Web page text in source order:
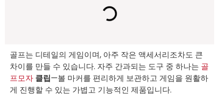
골프는 디테일의 게임이며, 아주 작은 액세서리조차도 큰
차이를 만들 수 있습니다. 자주 간과되는 도구 중 하나는 골
프모자 클립—볼 마커를 편리하게 보관하고 게임을 원활하
게 진행할 수 있는 가볍고 기능적인 제품입니다.